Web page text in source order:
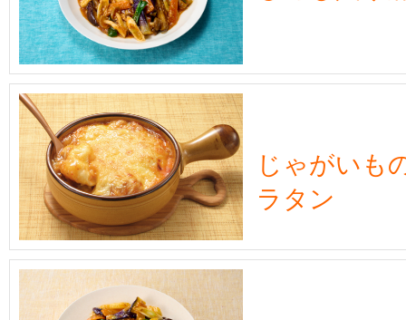
じゃがいも
ラタン